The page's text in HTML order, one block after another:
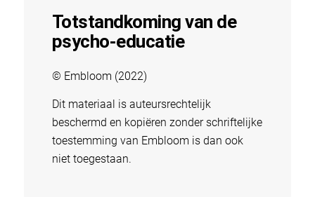
Totstandkoming van de
psycho-educatie
© Embloom (2022)
Dit materiaal is auteursrechtelijk
beschermd en kopiëren zonder schriftelijke
toestemming van Embloom is dan ook
niet toegestaan.